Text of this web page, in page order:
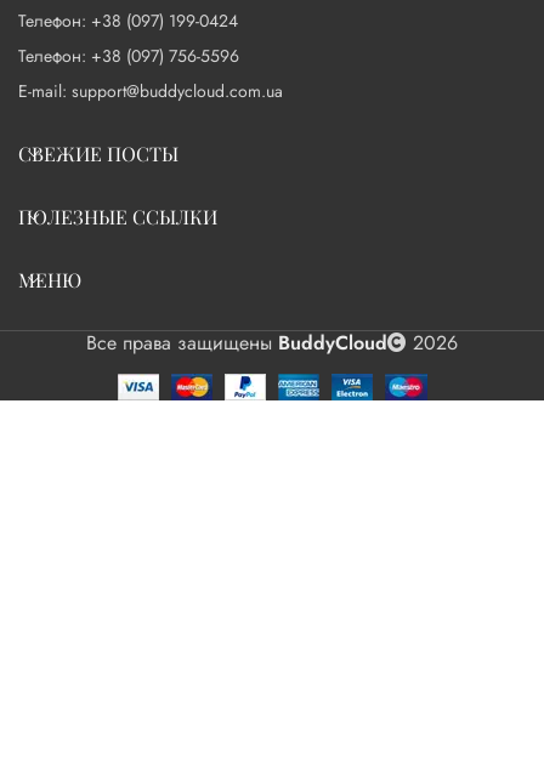
Телефон: +38 (097) 199-0424
Телефон: +38 (097) 756-5596
E-mail: support@buddycloud.com.ua
СВЕЖИЕ ПОСТЫ
ПОЛЕЗНЫЕ ССЫЛКИ
МЕНЮ
Все права защищены BuddyCloud 2026